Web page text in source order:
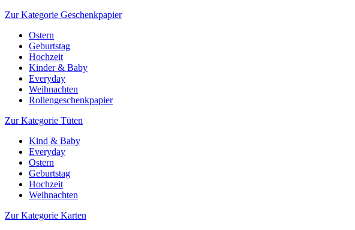
Zur Kategorie Geschenkpapier
Ostern
Geburtstag
Hochzeit
Kinder & Baby
Everyday
Weihnachten
Rollengeschenkpapier
Zur Kategorie Tüten
Kind & Baby
Everyday
Ostern
Geburtstag
Hochzeit
Weihnachten
Zur Kategorie Karten